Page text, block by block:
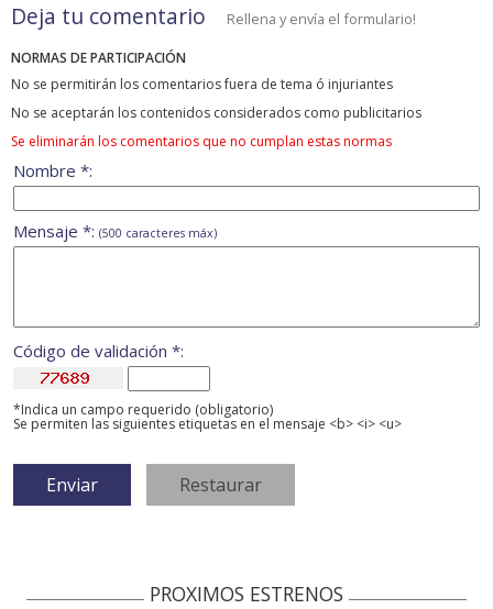
Deja tu comentario Rellena y envía el formulario!
NORMAS DE PARTICIPACIÓN
No se permitirán los comentarios fuera de tema ó injuriantes
No se aceptarán los contenidos considerados como publicitarios
Se eliminarán los comentarios que no cumplan estas normas
Nombre *:
Mensaje *: (500 caracteres máx)
Código de validación *:
*Indica un campo requerido (obligatorio)
Se permiten las siguientes etiquetas en el mensaje <b> <i> <u>
PROXIMOS ESTRENOS